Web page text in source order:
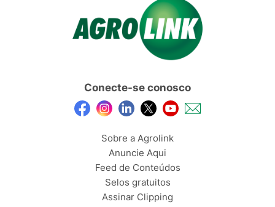
Conecte-se conosco
Sobre a Agrolink
Anuncie Aqui
Feed de Conteúdos
Selos gratuitos
Assinar Clipping